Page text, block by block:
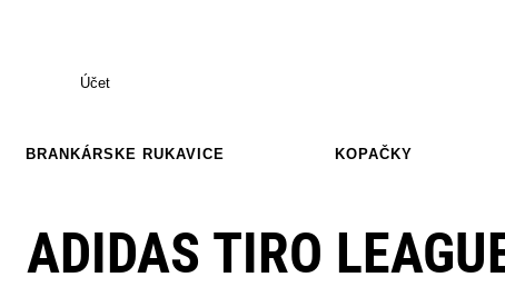
Účet
BRANKÁRSKE RUKAVICE KOPAČKY
ADIDAS TIRO